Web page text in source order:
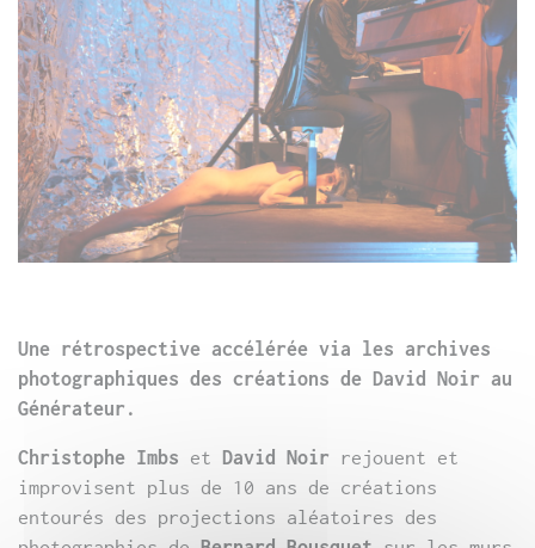
Une rétrospective accélérée via les archives
photographiques des créations de David Noir au
Générateur.
Christophe Imbs et David Noir rejouent et
improvisent plus de 10 ans de créations
entourés des projections aléatoires des